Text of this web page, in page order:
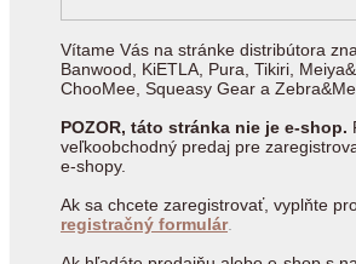
Vítame Vás na stránke distribútora
Banwood, KiETLA, Pura, Tikiri,
ChooMee, Squeasy Gear a Zebra&Me.
POZOR, táto stránka nie je e-shop.
veľkoobchodný predaj pre
e-shopy.
Ak sa chcete zaregistrovať, vyplňte
registračný formulár.